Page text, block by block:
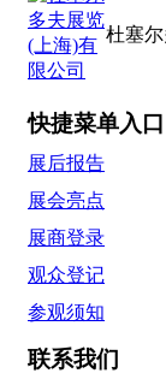
杜塞
快捷菜单入口
展后报告
展会亮点
展商登录
观众登记
参观须知
联系我们